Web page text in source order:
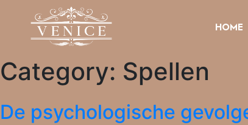
HOME
Category: Spellen
De psychologische